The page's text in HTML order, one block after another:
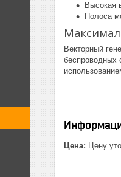
Высокая
Полоса
Векторный
беспроводных
Цена: Цену